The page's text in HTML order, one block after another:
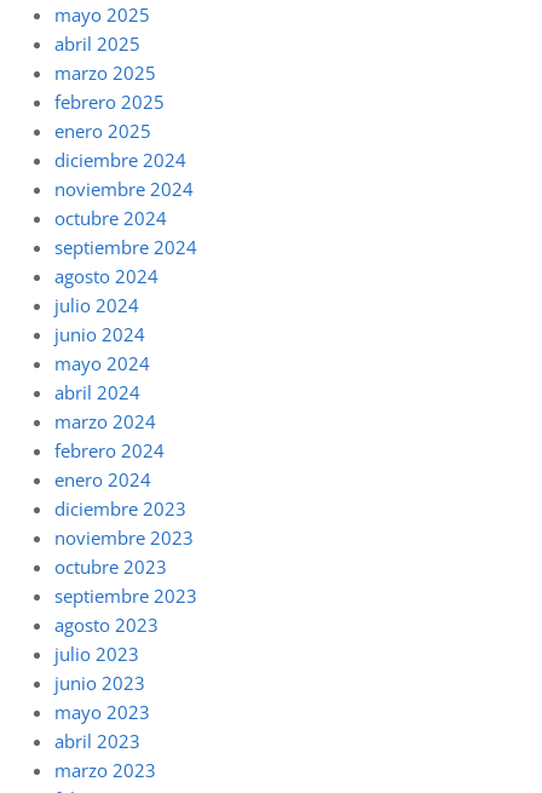
mayo 2025
abril 2025
marzo 2025
febrero 2025
enero 2025
diciembre 2024
noviembre 2024
octubre 2024
septiembre 2024
agosto 2024
julio 2024
junio 2024
mayo 2024
abril 2024
marzo 2024
febrero 2024
enero 2024
diciembre 2023
noviembre 2023
octubre 2023
septiembre 2023
agosto 2023
julio 2023
junio 2023
mayo 2023
abril 2023
marzo 2023